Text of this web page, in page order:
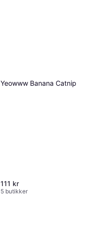
Yeowww Banana Catnip
111 kr
5 butikker